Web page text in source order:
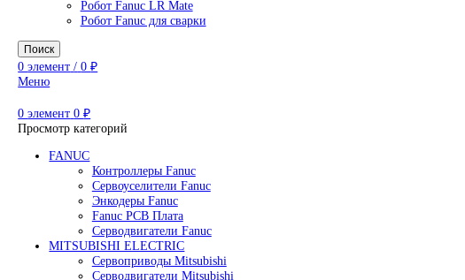
M-410
R-1000
Редуктор Fanuc Робот
Робот Delta Fanuc
Робот Fanuc для сварки
элемент 0₽
Меню
элемент 0₽